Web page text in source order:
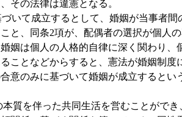
その法律は違憲となる。
いて成立するとして、婚姻が当事者間
と、同条2項が、配偶者の選択が個人
姻は個人の人格的自律に深く関わり、
ことなどからすると、憲法が婚姻制度
意のみに基づいて婚姻が成立するとい
質を伴った共同生活を営むことができ